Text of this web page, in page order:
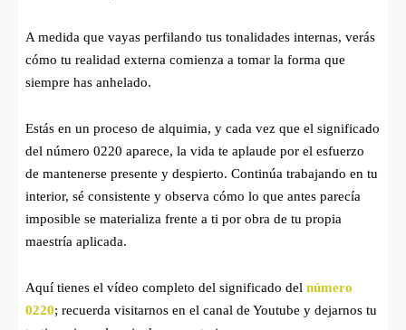
A medida que vayas perfilando tus tonalidades internas, verás
cómo tu realidad externa comienza a tomar la forma que
siempre has anhelado.
Estás en un proceso de alquimia, y cada vez que el significado
del número 0220 aparece, la vida te aplaude por el esfuerzo
de mantenerse presente y despierto. Continúa trabajando en tu
interior, sé consistente y observa cómo lo que antes parecía
imposible se materializa frente a ti por obra de tu propia
maestría aplicada.
Aquí tienes el vídeo completo del significado del número
0220; recuerda visitarnos en el canal de Youtube y dejarnos tu